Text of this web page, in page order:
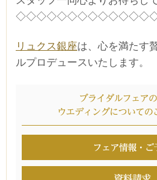
リュクス銀座は、心を満たす
ルプロデュースいたします。
予約画面
TEL.0120-